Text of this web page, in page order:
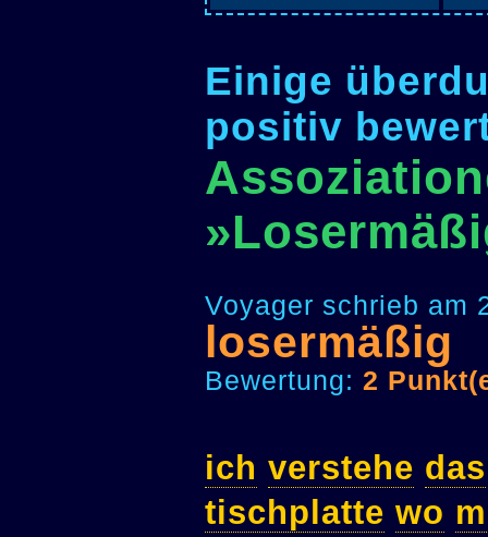
Einige
positiv
Voyager schrieb am
losermäßig
Bewertung: 2
ich verstehe das
tischplatte wo